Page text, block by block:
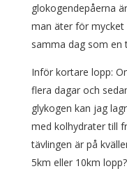
glokogendepåerna
man äter för mycket
samma dag som en
Inför kortare lopp:
flera dagar och
glykogen kan jag
med kolhydrater till
tävlingen är på
5km eller 10km